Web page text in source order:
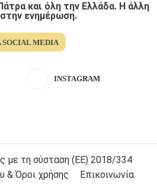
και όλη την Ελλάδα. Η άλλη
ενημέρωση.
MEDIA
INSTAGRAM
με τη σύσταση (ΕΕ) 2018/334
& Όροι χρήσης
Επικοινωνία